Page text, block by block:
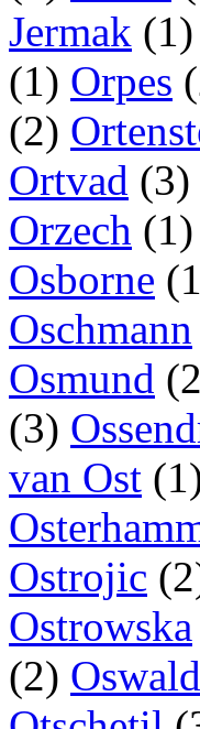
Jermak (1)
(1) Orpes
(2)
Ortvad (3)
Orzech (1)
Osborne
Oschmann
Osmund
(3)
van Ost
Ostrojic
Ostrowska
(2) Oswald